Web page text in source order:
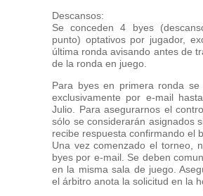
Descansos:
Se conceden 4 byes
punto) optativos por jugador,
última ronda avisando antes de
de la ronda en juego.
Para byes en primera ronda se
exclusivamente por e-mail
Julio. Para asegurarnos el
sólo se considerarán asignados
recibe respuesta confirmando el
Una vez comenzado el torneo,
byes por e-mail. Se deben
en la misma sala de juego.
el árbitro anota la solicitud en la